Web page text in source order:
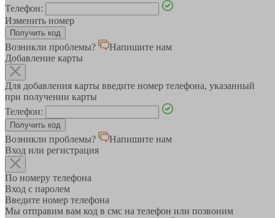
Телефон:
Изменить номер
Возникли проблемы?
Напишите нам
Добавление карты
Для добавления карты введите номер телефона, указанный
при получении карты
Телефон:
Возникли проблемы?
Напишите нам
Вход или регистрация
По номеру телефона
Вход с паролем
Введите номер телефона
Мы отправим вам код в смс на телефон или позвоним